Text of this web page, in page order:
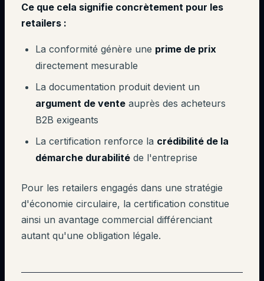
Ce que cela signifie concrètement pour les
retailers :
La conformité génère une prime de prix
directement mesurable
La documentation produit devient un
argument de vente auprès des acheteurs
B2B exigeants
La certification renforce la crédibilité de la
démarche durabilité de l'entreprise
Pour les retailers engagés dans une stratégie
d'économie circulaire, la certification constitue
ainsi un avantage commercial différenciant
autant qu'une obligation légale.